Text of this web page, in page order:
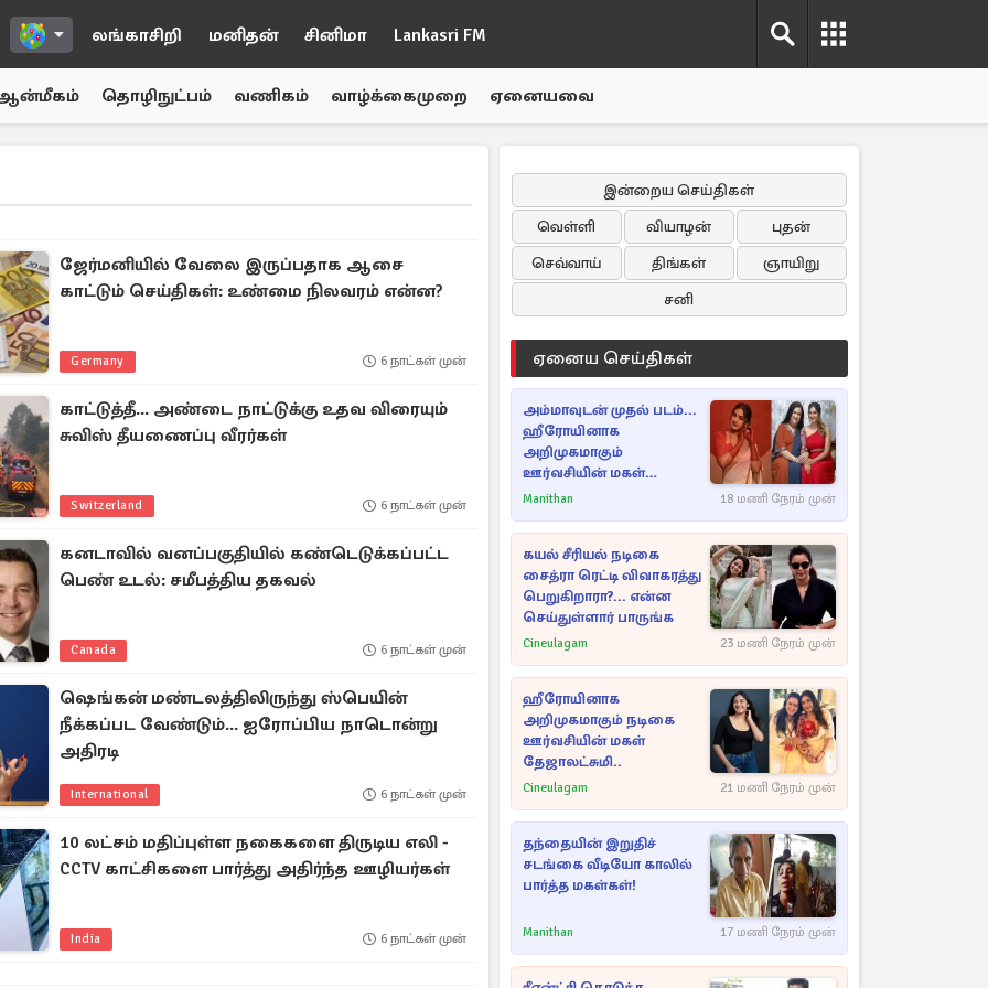
லங்காசிறி மனிதன் சினிமா Lankasri FM
தொழிநுட்பம் வணிகம் வாழ்க்கைமுறை ஏனையவை
ஜேர்மனியில் வேலை இருப்பதாக ஆசை
காட்டும் செய்திகள்: உண்மை நிலவரம் என்ன?
Germany 6 நாட்கள் முன்
காட்டுத்தீ... அண்டை நாட்டுக்கு உதவ விரையும்
சுவிஸ் தீயணைப்பு வீரர்கள்
Switzerland 6 நாட்கள் முன்
கனடாவில் வனப்பகுதியில் கண்டெடுக்கப்பட்ட
பெண் உடல்: சமீபத்திய தகவல்
Canada 6 நாட்கள் முன்
ஷெங்கன் மண்டலத்திலிருந்து ஸ்பெயின்
நீக்கப்பட வேண்டும்... ஐரோப்பிய நாடொன்று
அதிரடி
International 6 நாட்கள் முன்
10 லட்சம் மதிப்புள்ள நகைகளை திருடிய எலி -
CCTV காட்சிகளை பார்த்து அதிர்ந்த ஊழியர்கள்
India 6 நாட்கள் முன்
இன்றைய செய்திகள்
வெள்ளி
வியாழன்
புதன்
செவ்வாய்
திங்கள்
ஞாயிறு
சனி
ஏனைய செய்திகள்
அம்மாவுடன் முதல் படம்...
ஹீரோயினாக
அறிமுகமாகும்
ஊர்வசியின் மகள்
தேஜலட்சுமி!
Manithan 18 மணி நேரம் முன்
கயல் சீரியல் நடிகை
சைத்ரா ரெட்டி விவாகரத்து
பெறுகிறாரா?... என்ன
செய்துள்ளார் பாருங்க
Cineulagam 23 மணி நேரம் முன்
ஹீரோயினாக
அறிமுகமாகும் நடிகை
ஊர்வசியின் மகள்
தேஜாலட்சுமி..
Cineulagam 21 மணி நேரம் முன்
தந்தையின் இறுதிச்
சடங்கை வீடியோ காலில்
பார்த்த மகள்கள்!
Manithan 17 மணி நேரம் முன்